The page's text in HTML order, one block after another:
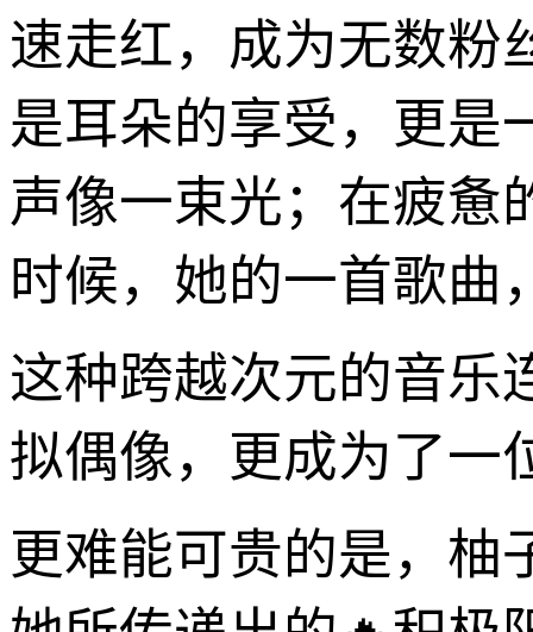
速走红，成为无数粉
是耳朵的享受，更是
声像一束光；在疲惫
时候，她的一首歌曲
这种跨越次元的音乐
拟偶像，更成为了一
更难能可贵的是，柚